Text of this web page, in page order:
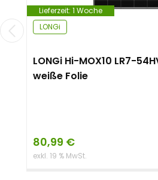
Lieferzeit: 1 Woche
LONGi
LONGi Hi-MOX10 LR7-
weiße Folie
80,99 €
exkl. 19 % MwSt.